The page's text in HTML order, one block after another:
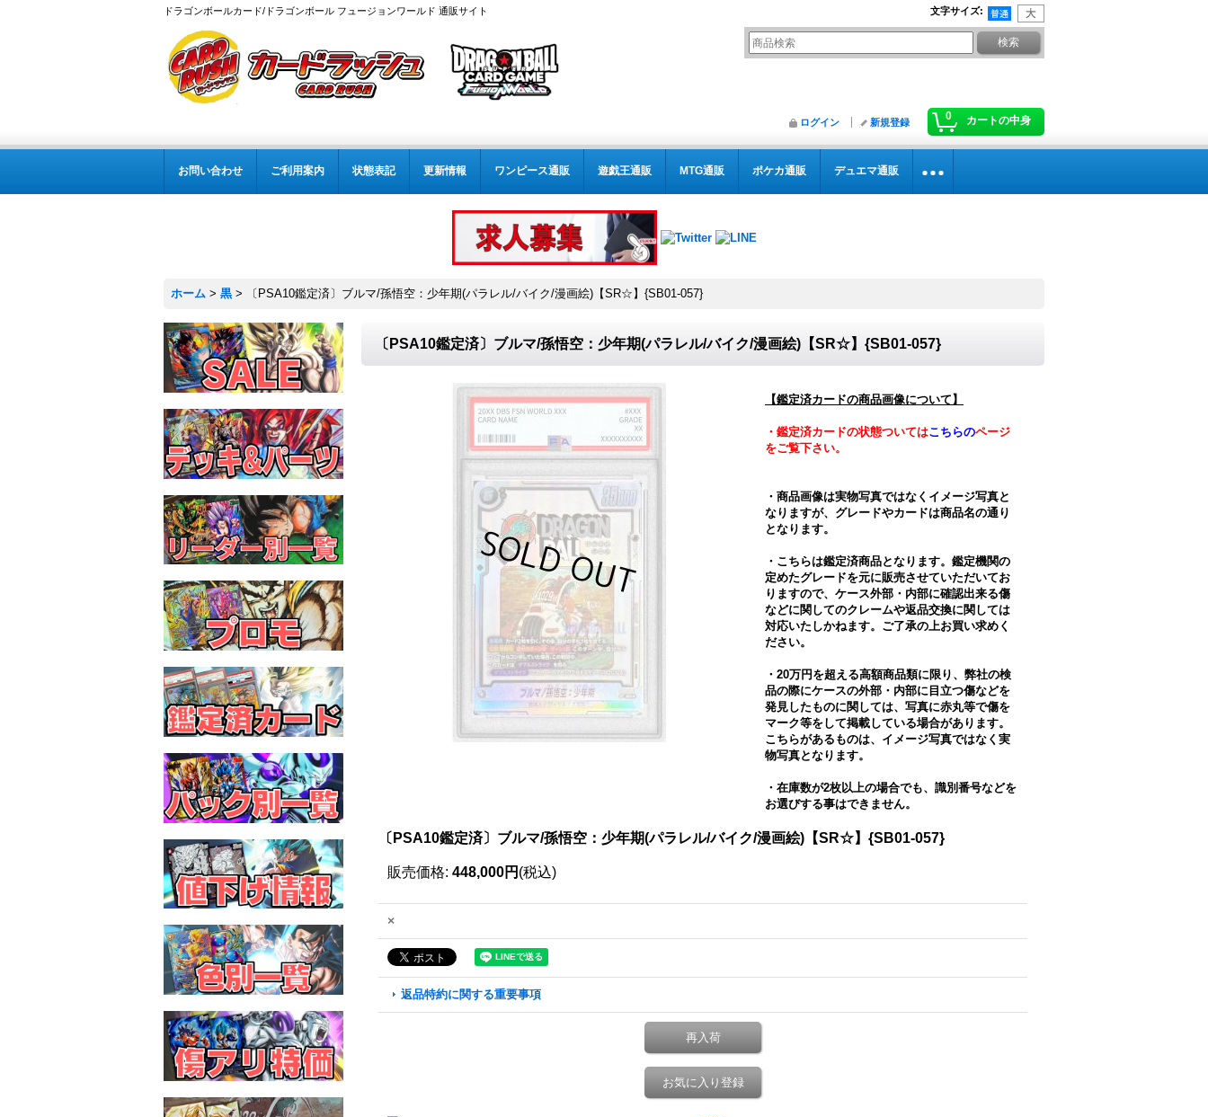
ドラゴンボールカード/ドラゴンボール フュージョンワールド 通販サイト 文字サイズ:
0 カートの中身
ログイン 新規登録
お問い合わせ ご利用案内 状態表記 更新情報 ワンピース通販 遊戯王通販 MTG通販 ポケカ通販 デュエマ通販
ホーム > 黒 > 〔PSA10鑑定済〕ブルマ/孫悟空：少年期(パラレル/バイク/漫画絵)【SR☆】{SB01-057}
〔PSA10鑑定済〕ブルマ/孫悟空：少年期(パラレル/バイク/漫画絵)【SR☆】{SB01-057}
【鑑定済カードの商品画像について】
・鑑定済カードの状態ついてはこちらのページ
をご覧下さい。
・商品画像は実物写真ではなくイメージ写真と
なりますが、グレードやカードは商品名の通り
となります。
・こちらは鑑定済商品となります。鑑定機関の
定めたグレードを元に販売させていただいてお
りますので、ケース外部・内部に確認出来る傷
などに関してのクレームや返品交換に関しては
対応いたしかねます。ご了承の上お買い求めく
ださい。
・20万円を超える高額商品類に限り、弊社の検
品の際にケースの外部・内部に目立つ傷などを
発見したものに関しては、写真に赤丸等で傷を
マーク等をして掲載している場合があります。
こちらがあるものは、イメージ写真ではなく実
物写真となります。
・在庫数が2枚以上の場合でも、識別番号などを
お選びする事はできません。
〔PSA10鑑定済〕ブルマ/孫悟空：少年期(パラレル/バイク/漫画絵)【SR☆】{SB01-057}
販売価格: 448,000円 (税込)
×
返品特約に関する重要事項
再入荷
お気に入り登録